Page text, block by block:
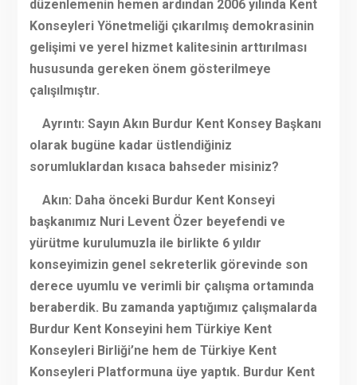
düzenlemenin hemen ardından 2006 yılında Kent
Konseyleri Yönetmeliği çıkarılmış demokrasinin
gelişimi ve yerel hizmet kalitesinin arttırılması
hususunda gereken önem gösterilmeye
çalışılmıştır.
Ayrıntı: Sayın Akın Burdur Kent Konsey Başkanı
olarak bugüne kadar üstlendiğiniz
sorumluklardan kısaca bahseder misiniz?
Akın: Daha önceki Burdur Kent Konseyi
başkanımız Nuri Levent Özer beyefendi ve
yürütme kurulumuzla ile birlikte 6 yıldır
konseyimizin genel sekreterlik görevinde son
derece uyumlu ve verimli bir çalışma ortamında
beraberdik. Bu zamanda yaptığımız çalışmalarda
Burdur Kent Konseyini hem Türkiye Kent
Konseyleri Birliği’ne hem de Türkiye Kent
Konseyleri Platformuna üye yaptık. Burdur Kent